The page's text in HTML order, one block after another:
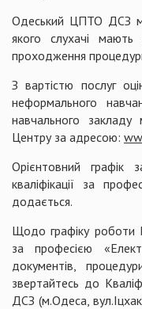
Одеський ЦПТО ДСЗ
якого слухачі мають
проходження
З вартістю послуг
неформального
навчального
Центру за адресою:
Орієнтовний графік
кваліфікації за
додається.
Щодо графіку роботи
за професією
документів,
звертайтесь до
ДСЗ (м.Одеса,